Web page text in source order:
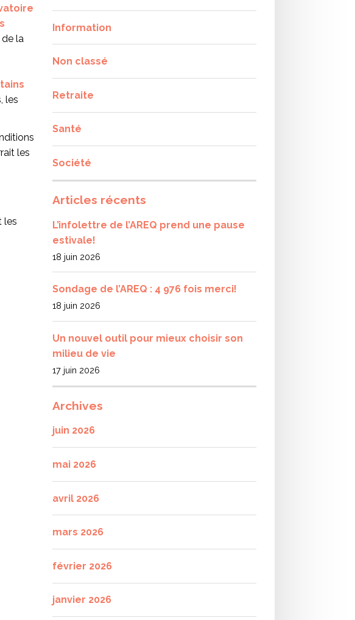
la
les
les
les
Information
Non classé
Retraite
Santé
Société
Articles récents
L’infolettre de l’AREQ prend une pause
estivale!
18 juin 2026
Sondage de l’AREQ : 4 976 fois merci!
18 juin 2026
Un nouvel outil pour mieux choisir son
milieu de vie
17 juin 2026
Archives
juin 2026
mai 2026
avril 2026
mars 2026
février 2026
janvier 2026